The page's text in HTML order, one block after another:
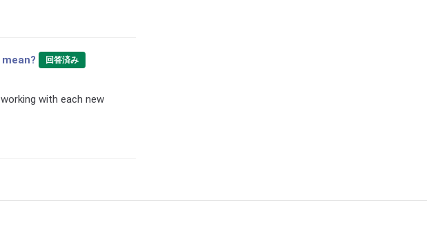
回答済み
with each new